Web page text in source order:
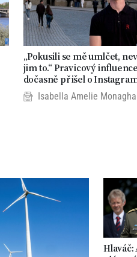
„Pokusili se mě umlčet,
jim to.“ Pravicový
dočasně přišel o
Isabella Amelie